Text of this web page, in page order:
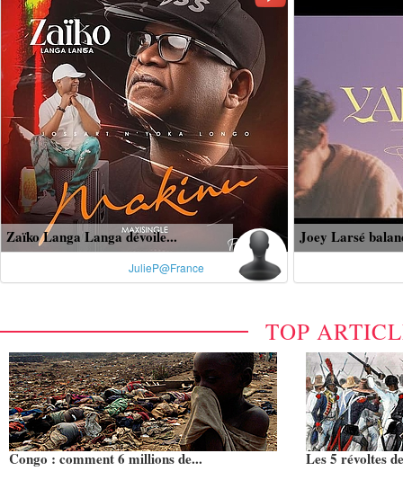
Zaïko Langa Langa dévoile...
JulieP@France
Joey Larsé
TOP
Congo : comment 6 millions de... Les 5 révoltes